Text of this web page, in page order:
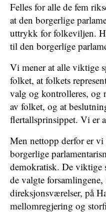
Felles for alle de fem
at den borgerlige
uttrykk for folkeviljen.
til den borgerlige
Vi mener at alle viktige
folket, at folkets
valg og kontrolleres, og
av folket, og at
flertallsprinsippet. Vi er
Men nettopp derfor er
borgerlige
demokratisk. De viktige
de valgte
direksjonsværelser, på
mellomregjering og